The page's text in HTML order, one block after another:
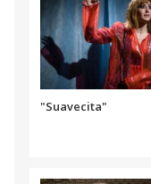
"Suavecita"